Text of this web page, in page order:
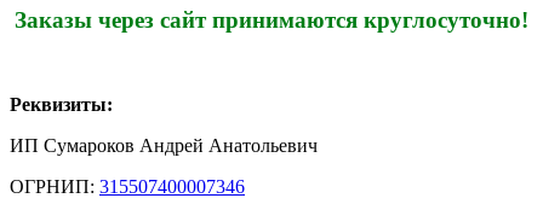
Заказы через сайт принимаются круглосуточно!
Реквизиты:
ИП Сумароков Андрей Анатольевич
ОГРНИП: 315507400007346